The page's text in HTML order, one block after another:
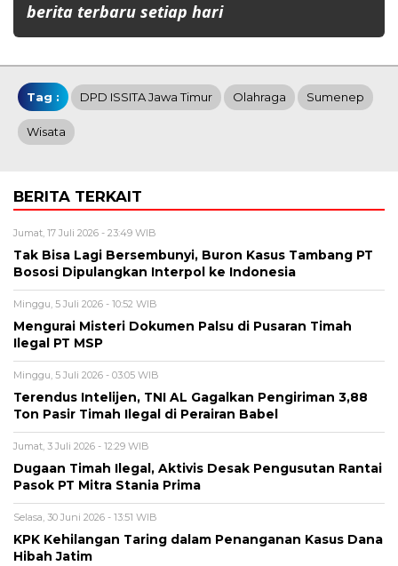
berita terbaru setiap hari
Tag : DPD ISSITA Jawa Timur Olahraga Sumenep
Wisata
BERITA TERKAIT
Jumat, 17 Juli 2026 - 23:49 WIB
Tak Bisa Lagi Bersembunyi, Buron Kasus Tambang PT
Bososi Dipulangkan Interpol ke Indonesia
Minggu, 5 Juli 2026 - 10:52 WIB
Mengurai Misteri Dokumen Palsu di Pusaran Timah
Ilegal PT MSP
Minggu, 5 Juli 2026 - 03:05 WIB
Terendus Intelijen, TNI AL Gagalkan Pengiriman 3,88
Ton Pasir Timah Ilegal di Perairan Babel
Jumat, 3 Juli 2026 - 12:29 WIB
Dugaan Timah Ilegal, Aktivis Desak Pengusutan Rantai
Pasok PT Mitra Stania Prima
Selasa, 30 Juni 2026 - 13:51 WIB
KPK Kehilangan Taring dalam Penanganan Kasus Dana
Hibah Jatim